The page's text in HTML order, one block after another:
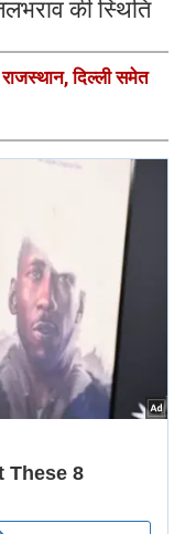
की स्थिति
दिल्ली समेत